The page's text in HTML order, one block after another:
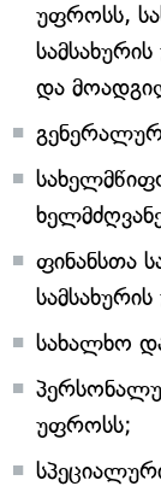
უფროსს,
და
ფინანსთა
სახალხო
უფროსს;